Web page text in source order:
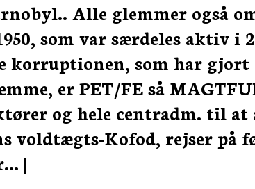
Alle glemmer også
som var særdeles aktiv i
korruptionen, som har gjort
er PET/FE så
og hele centradm. til
voldtægts-Kofod, rejser på
|